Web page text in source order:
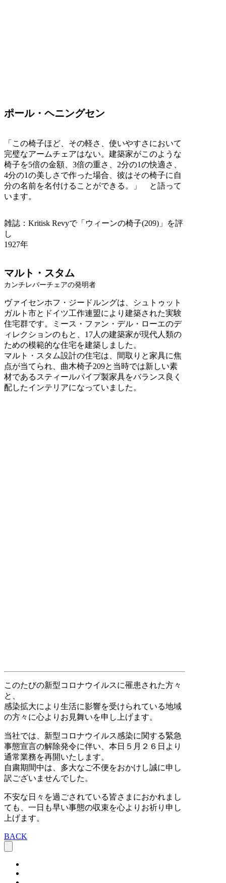
ポール・ヘニングセン
「この椅子ほど、その軽さ、使いやすさにおいて
完璧なアームチェアはない。建築家がこのような
椅子を5倍の金額、3倍の重さ、2分の1の快適さ、
4分の1の美しさで作った場合、彼はその椅子に自
分の名前を名付けることができる。」 と語って
います。
雑誌：Kritisk Revyで「ウィーンの椅子(209)」を評
し
1927年
マルト・スタム
カンチレバーチェアの発明者
ヴァイセンホフ・ジードルングは、シュトゥット
ガルト市とドイツ工作連盟により建築された実験
住宅群です。ミース・ファン・デル・ローエのデ
ィレクションのもと、17人の建築家が現代人類の
ための模範的な住宅を建築しました。
マルト・スタム設計の住宅は、間取りと家具に焦
点が当てられ、曲木椅子209と当時では新しい素
材であるスティールパイプ製家具をバランス良く
配したインテリアになっていました。
このたびの新型コロナウイルスに罹患された⽅々
と、
感染拡⼤により⽣活に影響を受けられている地域
の⽅々に⼼よりお⾒舞いを申し上げます。
当社では、新型コロナウイルス感染に関する緊急
事態宣⾔の解除発令に伴い、本⽇５⽉２６⽇より
通常業務を再開いたします。
⾃粛期間中は、多⼤なご不便をおかけし誠に申し
訳ございませんでした。
不安な⽇々を過ごされている皆さまにおかれまし
ても、⼀⽇も早い事態の収束を⼼よりお祈り申し
上げます。
BACK